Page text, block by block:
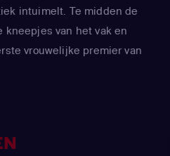
intuimelt. Te midden de
kneepjes van het vak en
vrouwelijke premier van